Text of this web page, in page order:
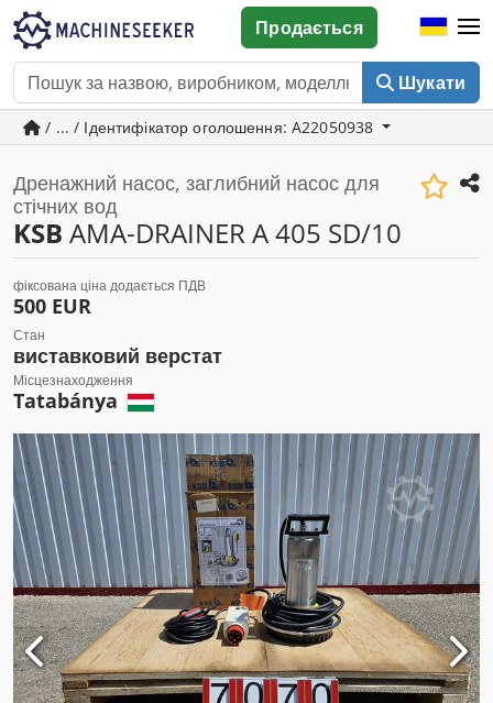
Шукати
Продається
/ ... / Ідентифікатор оголошення: A22050938
Дренажний насос, заглибний насос для
стічних вод
KSB AMA-DRAINER A 405 SD/10
фіксована ціна додається ПДВ
500 EUR
Стан
виставковий верстат
Місцезнаходження
Tatabánya